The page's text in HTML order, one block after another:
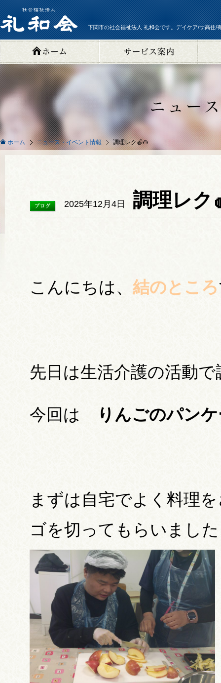
下関市の社会福祉法人 礼和会です。デイケア/サ高住/
ホーム ニュース・イベント情報 調理レク🍎🥧
2025年12月4日 調理レク
こんにちは、 結のところ
先日は生活介護の活動
今回は りんごのパン
まずは自宅でよく料理
ゴを切ってもらいまし